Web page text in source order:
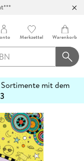
Merkzettel Warenkorb
mit dem